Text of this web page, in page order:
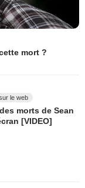
mort ?
le web
morts de Sean
[VIDEO]